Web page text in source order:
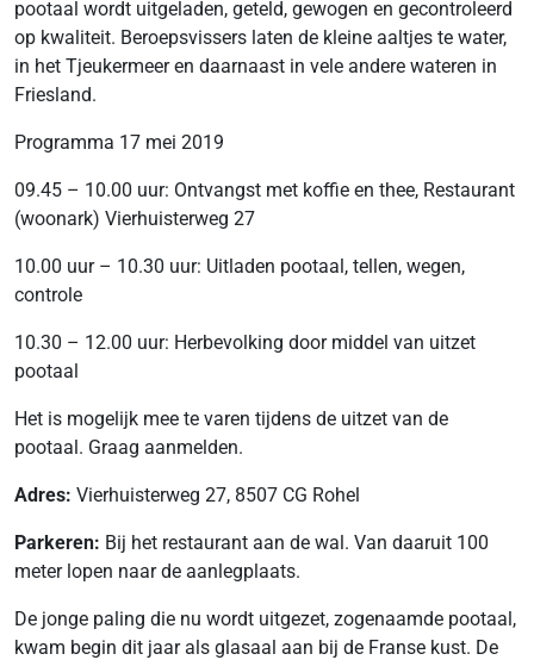
pootaal wordt uitgeladen, geteld, gewogen en gecontroleerd
op kwaliteit. Beroepsvissers laten de kleine aaltjes te water,
in het Tjeukermeer en daarnaast in vele andere wateren in
Friesland.
Programma 17 mei 2019
09.45 – 10.00 uur: Ontvangst met koffie en thee, Restaurant
(woonark) Vierhuisterweg 27
10.00 uur – 10.30 uur: Uitladen pootaal, tellen, wegen,
controle
10.30 – 12.00 uur: Herbevolking door middel van uitzet
pootaal
Het is mogelijk mee te varen tijdens de uitzet van de
pootaal. Graag aanmelden.
Adres: Vierhuisterweg 27, 8507 CG Rohel
Parkeren: Bij het restaurant aan de wal. Van daaruit 100
meter lopen naar de aanlegplaats.
De jonge paling die nu wordt uitgezet, zogenaamde pootaal,
kwam begin dit jaar als glasaal aan bij de Franse kust. De